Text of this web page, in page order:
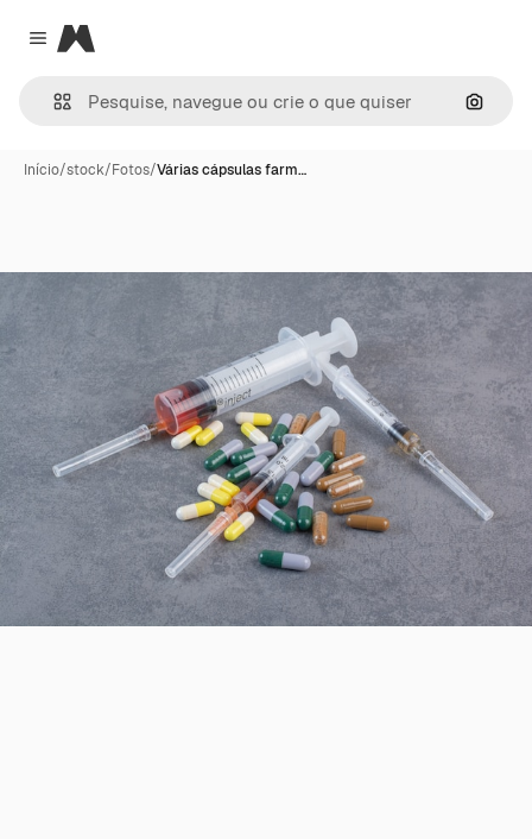
Close menu
Magnific
Início/stock/Fotos/Várias cápsulas farm…